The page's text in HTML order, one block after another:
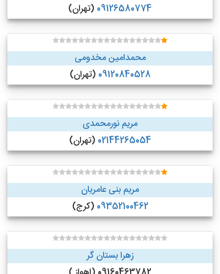
09126580774 (تهران)
محمدامین مخدومی
09120840528 (تهران)
مریم نورمحمدی
02144265054 (تهران)
مریم بنی عامریان
09352100462 (کرج)
زهرا بستان گر